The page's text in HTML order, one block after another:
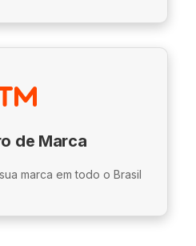
de Marca
marca em todo o Brasil